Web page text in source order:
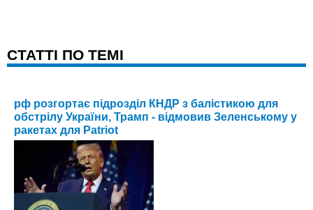
CТАТТІ ПО ТЕМІ
рф розгортає підрозділ КНДР з балістикою для
обстрілу України, Трамп - відмовив Зеленському у
ракетах для Patriot